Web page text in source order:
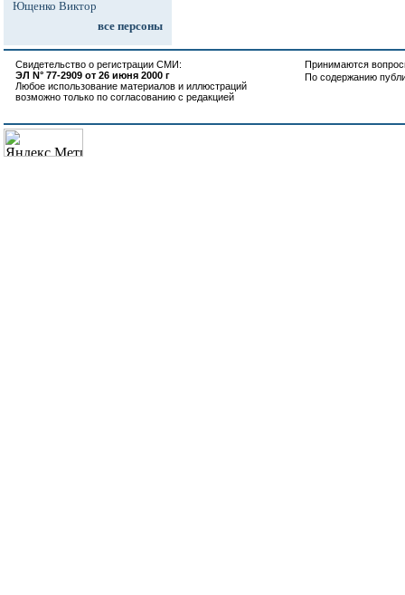
Ющенко Виктор
все персоны
Свидетельство о регистрации СМИ:
ЭЛ N° 77-2909 от 26 июня 2000 г
Любое использование материалов и иллюстраций
возможно только по согласованию с редакцией
Принимаются
По содержанию